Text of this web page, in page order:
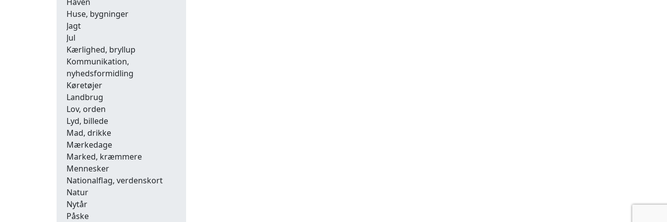
Huse, bygninger
Jagt
Jul
Kærlighed, bryllup
Kommunikation,
nyhedsformidling
Køretøjer
Landbrug
Lov, orden
Lyd, billede
Mad, drikke
Mærkedage
Marked, kræmmere
Mennesker
Nationalflag, verdenskort
Natur
Nytår
Påske